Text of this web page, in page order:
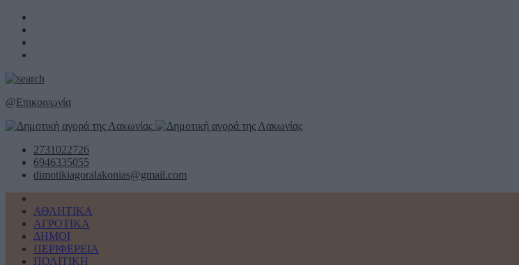
@Επικοινωνία
2731022726
6946335055
dimotikiagoralakonias@gmail.com
ΑΘΛΗΤΙΚΑ
ΑΓΡΟΤΙΚΑ
ΔΗΜΟΙ
ΠΕΡΙΦΕΡΕΙΑ
ΠΟΛΙΤΙΚΗ